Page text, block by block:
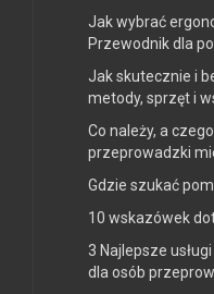
Jak wybrać
Przewodnik dla
Jak skutecznie i
metody, sprzęt i
Co należy, a
przeprowadzki
Gdzie szukać
10 wskazówek
3 Najlepsze
dla osób